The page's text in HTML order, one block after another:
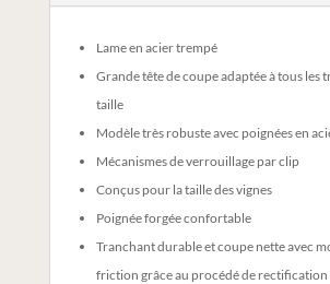
Lame en acier trempé
Grande tête de coupe adaptée à tous les
taille
Modèle très robuste avec poignées en
Mécanismes de verrouillage par clip
Conçus pour la taille des vignes
Poignée forgée confortable
Tranchant durable et coupe nette avec
friction grâce au procédé de rectification